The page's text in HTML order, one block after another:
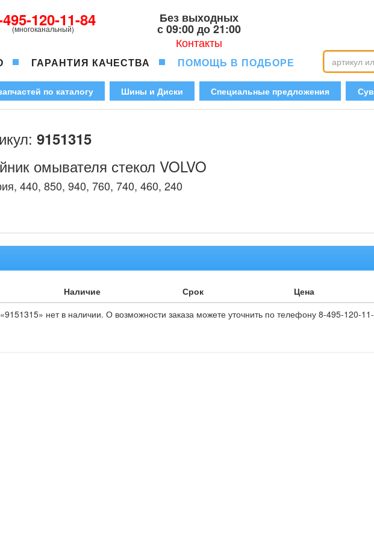
120-11-84
(многоканальный)
Без выходных
с 09:00 до 21:00
Контакты
ГАРАНТИЯ КАЧЕСТВА ПОМОЩЬ В ПОДБОРЕ
по каталогу Шины и Диски Специальные предложения
9151315
омывателя стекол VOLVO
440, 850, 940, 760, 740, 460, 240
Наличие Срок
Цена
нет в наличии. О возможности заказа можете уточнить по телефону 8-495-120-